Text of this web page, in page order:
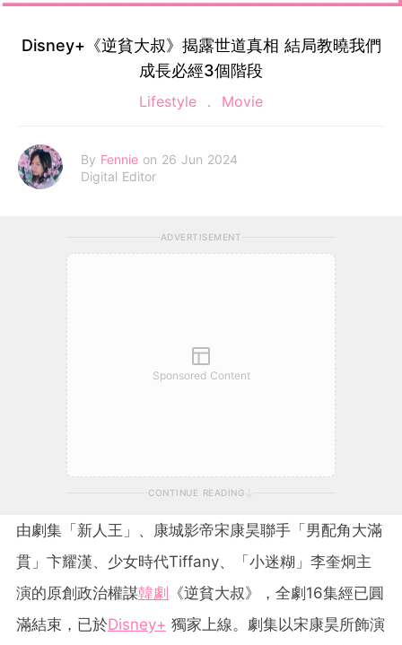
Disney+《逆貧大叔》揭露世道真相 結局教曉我們
成長必經3個階段
Lifestyle Movie
By Fennie on 26 Jun 2024
Digital Editor
ADVERTISEMENT
Sponsored Content
CONTINUE READING
由劇集「新人王」、康城影帝宋康昊聯手「男配角大滿
貫」卞耀漢、少女時代Tiffany、「小迷糊」李奎炯主
演的原創政治權謀韓劇 《逆貧大叔》，全劇16集經已圓
滿結束，已於Disney+ 獨家上線。劇集以宋康昊所飾演